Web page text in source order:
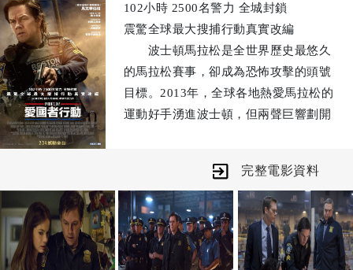
102小時 2500名警力 全城封鎖
震驚全球最大搜捕行動真實改編
波士頓馬拉松是全世界歷史最悠久
的馬拉松賽事，卻成為恐怖攻擊的頭號
目標。2013年，全球各地熱愛馬拉松的
運動好手湧進波士頓，但兩聲巨響劃開
的恐怖攻擊事件！
警探湯米桑德斯(馬克華伯格飾)、
FBI探員理查戴斯拉瑞爾(凱文貝肯飾)和
警探傑佛瑞波格里斯（JK西蒙斯飾）奉
命攜手追查爆炸案真相。他們封鎖全波
完整電影資料